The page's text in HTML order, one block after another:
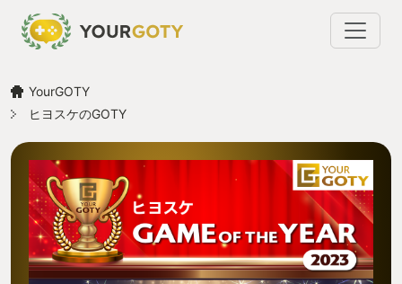
YourGOTY
ヒヨスケのGOTY